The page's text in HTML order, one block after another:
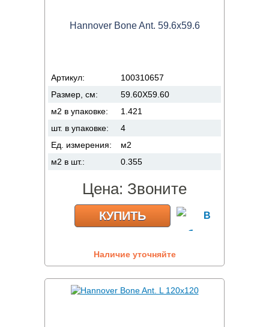
Hannover Bone Ant. 59.6x59.6
Артикул:
100310657
Размер, см:
59.60X59.60
м2 в упаковке:
1.421
шт. в упаковке:
4
Ед. измерения:
м2
м2 в шт.:
0.355
Цена: Звоните
КУПИТЬ
Наличие уточняйте